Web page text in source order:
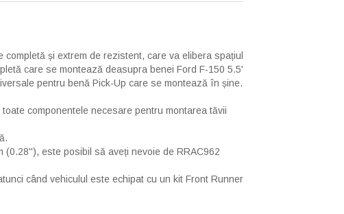
și extrem de rezistent, care va elibera spațiul
care se montează deasupra benei Ford F-150 5.5'
pentru benă Pick-Up care se montează în șine.
componentele necesare pentru montarea tăvii
(0.28''), este posibil să aveți nevoie de RRAC962
când vehiculul este echipat cu un kit Front Runner